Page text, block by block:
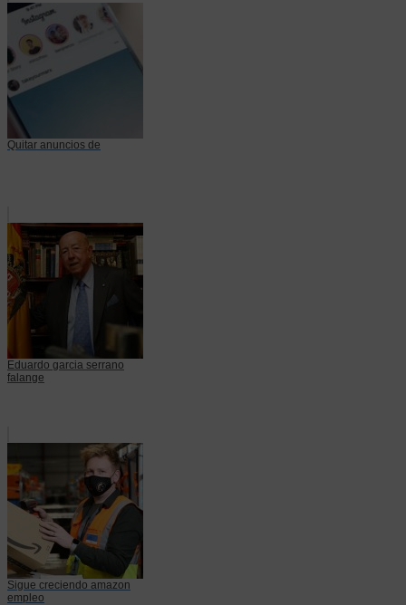
Quitar anuncios de
Eduardo garcia serrano
falange
Sigue creciendo amazon
empleo